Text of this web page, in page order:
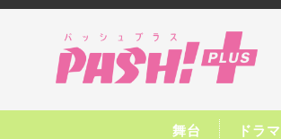
舞台 ドラマ